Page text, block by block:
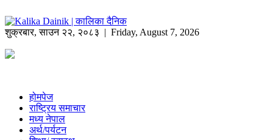
शुक्रबार,साउन २२, २०८३ | Friday, August 7, 2026
होमपेज
राष्ट्रिय समाचार
मध्य नेपाल
अर्थ/पर्यटन